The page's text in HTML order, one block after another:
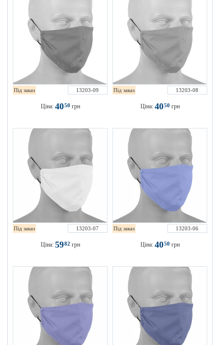
Під заказ 13203-09
Ціна: 4050 грн
Під заказ 13203-08
Ціна: 4050 грн
Під заказ 13203-07
Ціна: 5982 грн
Під заказ 13203-06
Ціна: 4050 грн